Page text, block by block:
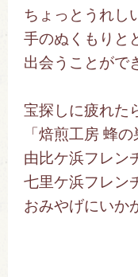
ちょっとうれし
手のぬくもりと
出会うことがで
宝探しに疲れた
「焙煎工房 蜂
由比ケ浜フレン
七里ケ浜フレン
おみやげにいか